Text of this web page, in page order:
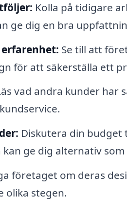
Kolla på tidigare
ge dig en bra
Se till att
för att säkerställa ett
vad andra kunder har
Diskutera din budget
ge dig alternativ
företaget om deras
olika stegen.